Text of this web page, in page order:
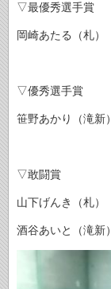
▽最優秀選手賞
岡崎あたる（札）
▽優秀選手賞
笹野あかり（滝新）
▽敢闘賞
山下げんき（札）
酒谷あいと（滝新）